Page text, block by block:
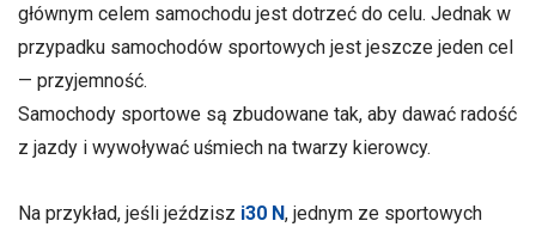
głównym celem samochodu jest dotrzeć do celu. Jednak w
przypadku samochodów sportowych jest jeszcze jeden cel
— przyjemność.
Samochody sportowe są zbudowane tak, aby dawać radość
z jazdy i wywoływać uśmiech na twarzy kierowcy.
Na przykład, jeśli jeździsz i30 N, jednym ze sportowych